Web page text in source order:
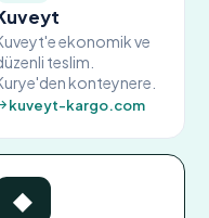
ekonomik ve
teslim.
konteynere.
kuveyt-kargo.com
◆